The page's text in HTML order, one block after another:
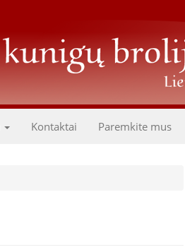
Kontaktai Paremkite mus